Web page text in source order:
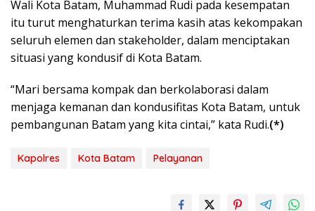
Wali Kota Batam, Muhammad Rudi pada kesempatan
itu turut menghaturkan terima kasih atas kekompakan
seluruh elemen dan stakeholder, dalam menciptakan
situasi yang kondusif di Kota Batam.
“Mari bersama kompak dan berkolaborasi dalam
menjaga kemanan dan kondusifitas Kota Batam, untuk
pembangunan Batam yang kita cintai,” kata Rudi.(*)
Kapolres Kota Batam Pelayanan